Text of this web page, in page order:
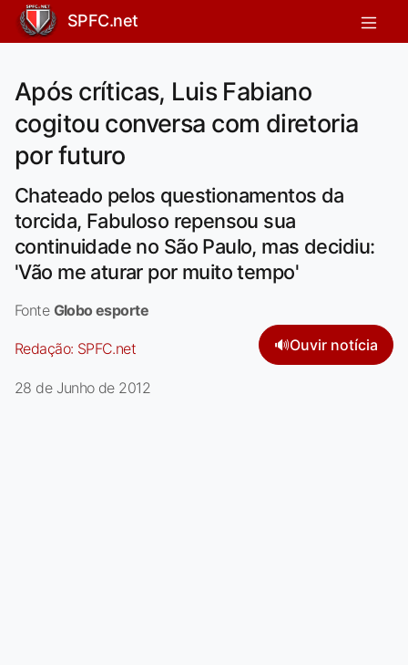
SPFC.net
Após críticas, Luis Fabiano
cogitou conversa com diretoria
por futuro
Chateado pelos questionamentos da
torcida, Fabuloso repensou sua
continuidade no São Paulo, mas decidiu:
'Vão me aturar por muito tempo'
Fonte Globo esporte
Redação: SPFC.net 🔊Ouvir notícia
28 de Junho de 2012